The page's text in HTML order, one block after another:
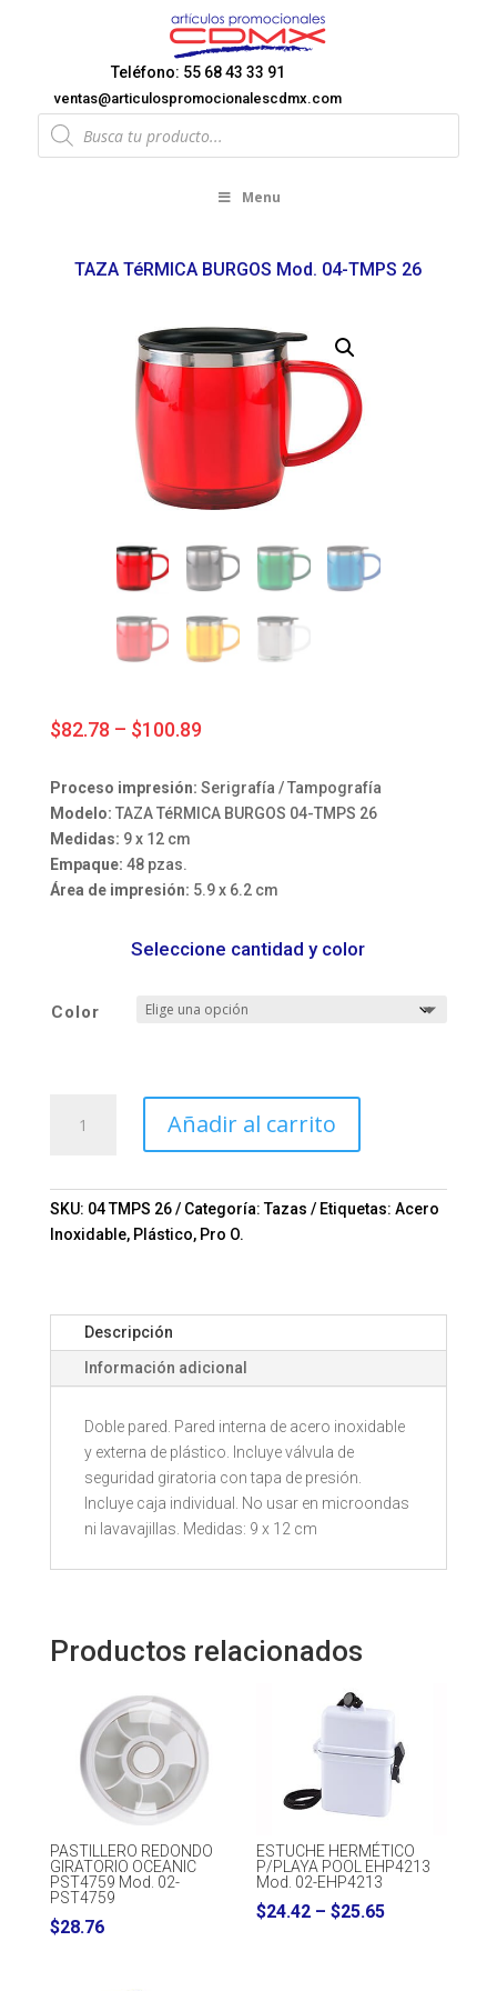
Teléfono: 55 68 43 33 91
ventas@articulospromocionalescdmx.com
Products
search
Menu
TAZA TéRMICA BURGOS Mod. 04-TMPS 26
$82.78 – $100.89Price
$82.78
through
Proceso impresión: Serigrafía / Tampografía
Modelo: TAZA TéRMICA BURGOS 04-TMPS 26
Medidas: 9 x 12 cm
Empaque: 48 pzas.
Área de impresión: 5.9 x 6.2 cm
Seleccione cantidad y color
Color
TéRMICA
04-
TMPS
Añadir al carrito
SKU: 04 TMPS 26 Categoría:Tazas Etiquetas: Acero
Inoxidable, Plástico, Pro O.
Descripción
Información adicional
Doble pared. Pared interna de acero inoxidable
y externa de plástico. Incluye válvula de
seguridad giratoria con tapa de presión.
Incluye caja individual. No usar en microondas
ni lavavajillas. Medidas: 9 x 12 cm
Productos relacionados
PASTILLERO REDONDO
GIRATORIO OCEANIC
PST4759 Mod. 02-
PST4759
$28.76
ESTUCHE HERMÉTICO
P/PLAYA POOL EHP4213
Mod. 02-EHP4213
$24.42 – $25.65Price